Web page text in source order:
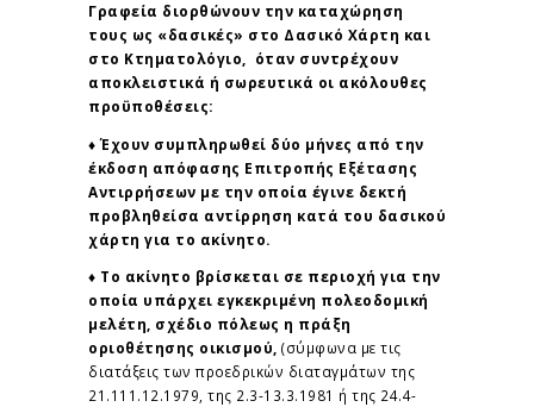
Γραφεία διορθώνουν την καταχώρηση
τους ως «δασικές» στο Δασικό Χάρτη και
στο Κτηματολόγιο, όταν συντρέχουν
αποκλειστικά ή σωρευτικά οι ακόλουθες
προϋποθέσεις:
♦ Έχουν συμπληρωθεί δύο μήνες από την
έκδοση απόφασης Επιτροπής Εξέτασης
Αντιρρήσεων με την οποία έγινε δεκτή
προβληθείσα αντίρρηση κατά του δασικού
χάρτη για το ακίνητο.
♦ Το ακίνητο βρίσκεται σε περιοχή για την
οποία υπάρχει εγκεκριμένη πολεοδομική
μελέτη, σχέδιο πόλεως η πράξη
οριοθέτησης οικισμού, (σύμφωνα με τις
διατάξεις των προεδρικών διαταγμάτων της
21.111.12.1979, της 2.3-13.3.1981 ή της 24.4-